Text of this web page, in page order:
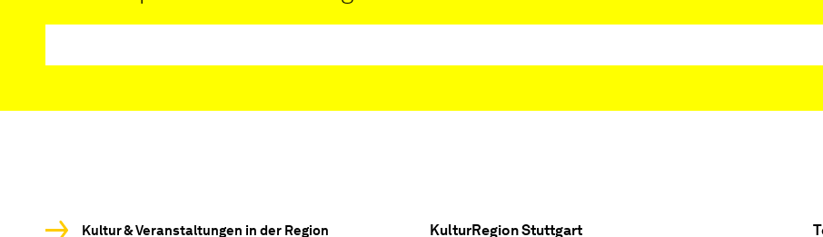
Kultur & Veranstaltungen in der Region KulturRegion Stuttgart